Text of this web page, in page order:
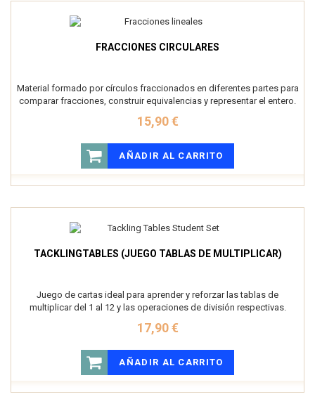
FRACCIONES CIRCULARES
Material formado por círculos fraccionados en diferentes partes para
comparar fracciones, construir equivalencias y representar el entero.
15,90 €
AÑADIR AL CARRITO
TACKLINGTABLES (JUEGO TABLAS DE MULTIPLICAR)
Juego de cartas ideal para aprender y reforzar las tablas de
multiplicar del 1 al 12 y las operaciones de división respectivas.
17,90 €
AÑADIR AL CARRITO